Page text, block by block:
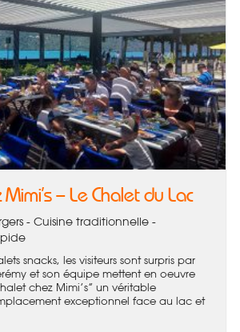
– Le Chalet du Lac
- Cuisine traditionnelle -
snacks, les visiteurs sont surpris par
et son équipe mettent en oeuvre
chez Mimi’s” un véritable
exceptionnel face au lac et